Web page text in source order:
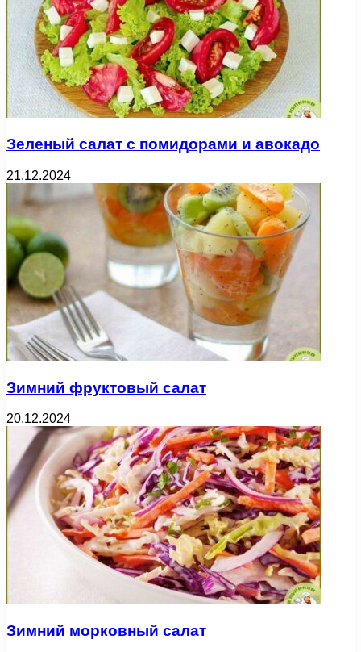
Зеленый салат с помидорами и авокадо
21.12.2024
Зимний фруктовый салат
20.12.2024
Зимний морковный салат